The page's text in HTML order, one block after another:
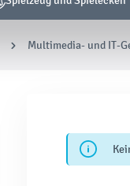
Multimedia- und IT-